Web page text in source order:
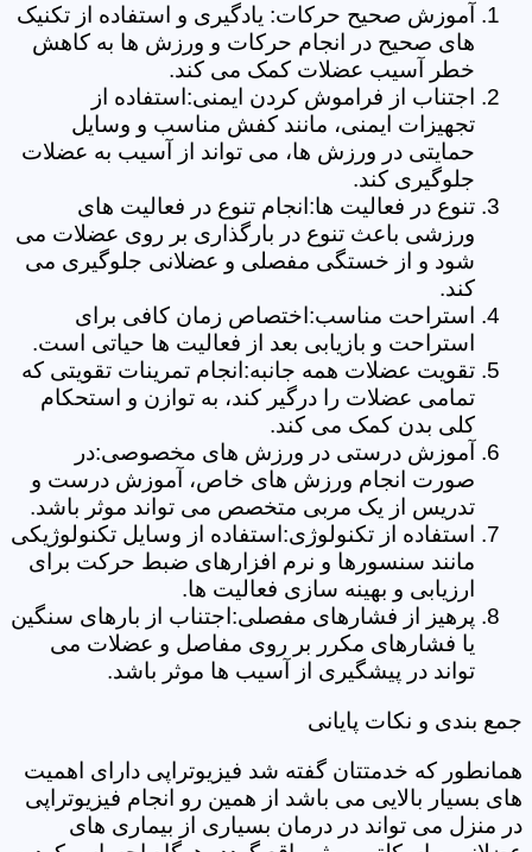
آموزش صحیح حرکات: یادگیری و استفاده از تکنیک
های صحیح در انجام حرکات و ورزش ها به کاهش
خطر آسیب عضلات کمک می کند.
اجتناب از فراموش کردن ایمنی:استفاده از
تجهیزات ایمنی، مانند کفش مناسب و وسایل
حمایتی در ورزش ها، می تواند از آسیب به عضلات
جلوگیری کند.
تنوع در فعالیت ها:انجام تنوع در فعالیت های
ورزشی باعث تنوع در بارگذاری بر روی عضلات می
شود و از خستگی مفصلی و عضلانی جلوگیری می
کند.
استراحت مناسب:اختصاص زمان کافی برای
استراحت و بازیابی بعد از فعالیت ها حیاتی است.
تقویت عضلات همه جانبه:انجام تمرینات تقویتی که
تمامی عضلات را درگیر کند، به توازن و استحکام
کلی بدن کمک می کند.
آموزش درستی در ورزش های مخصوصی:در
صورت انجام ورزش های خاص، آموزش درست و
تدریس از یک مربی متخصص می تواند موثر باشد.
استفاده از تکنولوژی:استفاده از وسایل تکنولوژیکی
مانند سنسورها و نرم افزارهای ضبط حرکت برای
ارزیابی و بهینه سازی فعالیت ها.
پرهیز از فشارهای مفصلی:اجتناب از بارهای سنگین
یا فشارهای مکرر بر روی مفاصل و عضلات می
تواند در پیشگیری از آسیب ها موثر باشد.
جمع بندی و نکات پایانی
همانطور که خدمتتان گفته شد فیزیوتراپی دارای اهمیت
های بسیار بالایی می باشد از همین رو انجام فیزیوتراپی
در منزل می تواند در درمان بسیاری از بیماری های